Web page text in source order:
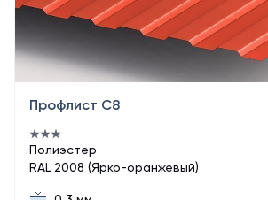
Профлист С8
Полиэстер
RAL 2008 (Ярко-оранжевый)